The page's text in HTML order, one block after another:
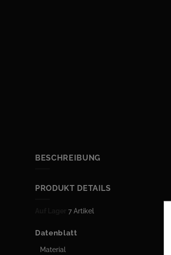
BESCHREIBUNG
PRODUKT DETAILS
7 Artikel
Datenblatt
Material